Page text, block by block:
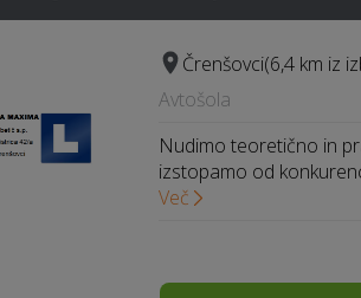
Črenšovci(6,4 km iz
Avtošola
Nudimo teoretično in
izstopamo od
Več